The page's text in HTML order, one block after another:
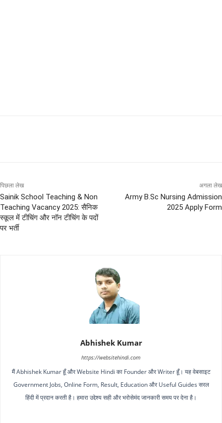
पिछला लेख
Sainik School Teaching & Non
Teaching Vacancy 2025: सैनिक
स्कूल में टीचिंग और नॉन टीचिंग के पदों
पर भर्ती
अगला लेख
Army B.Sc Nursing Admission
2025 Apply Form
Abhishek Kumar
https://websitehindi.com
मैं Abhishek Kumar हूँ और Website Hindi का Founder और Writer हूँ। यह वेबसाइट
Government Jobs, Online Form, Result, Education और Useful Guides सरल
हिंदी में प्रदान करती है। हमारा उद्देश्य सही और भरोसेमंद जानकारी समय पर देना है।